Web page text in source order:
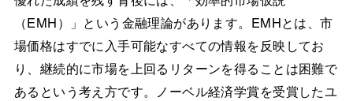
（EMH）」という金融理論があります。EMHとは、市
場価格はすでに入手可能なすべての情報を反映してお
り、継続的に市場を上回るリターンを得ることは困難で
あるという考え方です。ノーベル経済学賞を受賞したユ